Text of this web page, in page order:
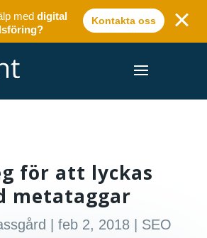
meddigital
Kontakta oss
för att lyckas
metataggar
feb 2, 2018| SEO